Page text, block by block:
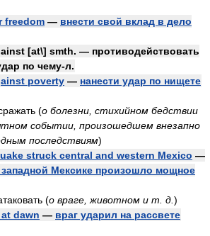
freedom — внести свой вклад в дело
[at\] smth. — противодействовать
по чему-л.
poverty — нанести удар по нищете
(о болезни, стихийном бедствии
событии, произошедшем внезапно
последствиям)
struck central and western Mexico —
Мексике произошло мощное
(о враге, животном и т. д. )
dawn — враг ударил на рассвете